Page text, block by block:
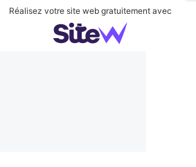
Réalisez votre site web gratuitement avec
clients Des Liens